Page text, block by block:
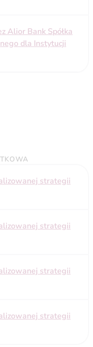
Alior Bank Spółka
dla Instytucji
strategii
strategii
strategii
strategii